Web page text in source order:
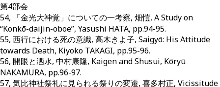
第4部会
54, 「金光大神覚」についての一考察, 畑愷, A Study on
“Konkō-daijin-oboe”, Yasushi HATA, pp.94-95.
55, 西行における死の意識, 高木きよ子, Saigyō: His Attitude
towards Death, Kiyoko TAKAGI, pp.95-96.
56, 開眼と洒水, 中村康隆, Kaigen and Shusui, Kōryū
NAKAMURA, pp.96-97.
57, 気比神社祭礼に見られる祭りの変遷, 喜多村正, Vicissitude